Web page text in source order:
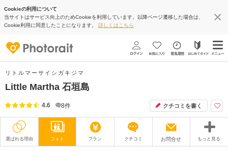
Cookieの利用について
当サイトはサービス向上のためCookieを利用しています。以降ページ遷移した場合は、
Cookie利用に同意したことになります。 詳しくはこちら
リトルマーサイシガキジマ
Little Martha 石垣島
4.6 8件 クチコミを書く
選ばれる理由 フォト プラン クチコミ お問合せ もっと見る